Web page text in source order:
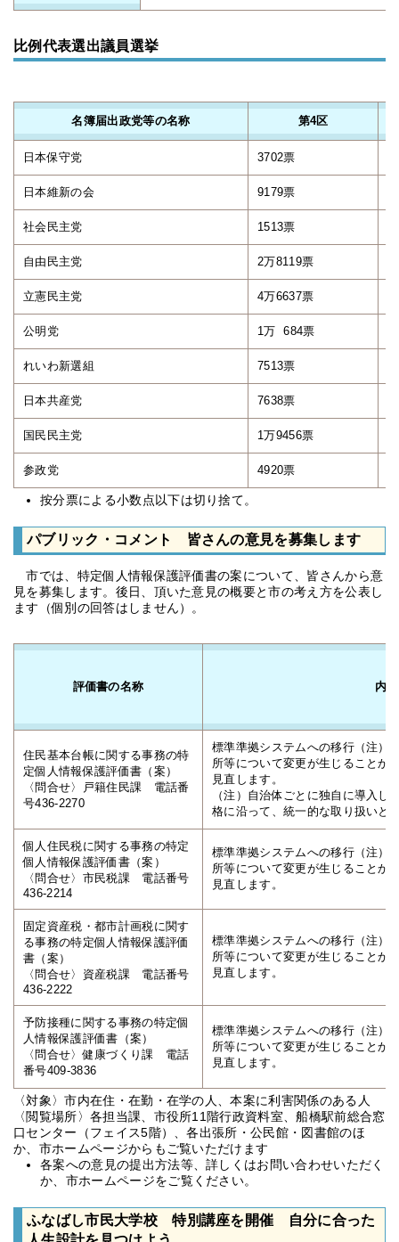
比例代表選出議員選挙
名簿届出政党等の名称 第4区
日本保守党 3702票
日本維新の会 9179票
社会民主党 1513票
自由民主党 2万8119票
立憲民主党 4万6637票
公明党 1万 684票
れいわ新選組 7513票
日本共産党 7638票
国民民主党 1万9456票
参政党 4920票
按分票による小数点以下は切り捨て。
パブリック・コメント 皆さんの意見を募集します
市では、特定個人情報保護評価書の案について、皆さんから意
見を募集します。後日、頂いた意見の概要と市の考え方を公表し
ます（個別の回答はしません）。
評価書の名称 内容
住民基本台帳に関する事務の特
定個人情報保護評価書（案）
〈問合せ〉戸籍住民課 電話番
号436-2270
標準準拠システムへの移行（注）
所等について変更が生じることか
見直します。
（注）自治体ごとに独自に導入し
格に沿って、統一的な取り扱いと
個人住民税に関する事務の特定
個人情報保護評価書（案）
〈問合せ〉市民税課 電話番号
436-2214
標準準拠システムへの移行（注）
所等について変更が生じることか
見直します。
固定資産税・都市計画税に関す
る事務の特定個人情報保護評価
書（案）
〈問合せ〉資産税課 電話番号
436-2222
標準準拠システムへの移行（注）
所等について変更が生じることか
見直します。
予防接種に関する事務の特定個
人情報保護評価書（案）
〈問合せ〉健康づくり課 電話
番号409-3836
標準準拠システムへの移行（注）
所等について変更が生じることか
見直します。
〈対象〉市内在住・在勤・在学の人、本案に利害関係のある人
〈閲覧場所〉各担当課、市役所11階行政資料室、船橋駅前総合窓
口センター（フェイス5階）、各出張所・公民館・図書館のほ
か、市ホームページからもご覧いただけます
各案への意見の提出方法等、詳しくはお問い合わせいただく
か、市ホームページをご覧ください。
ふなばし市民大学校 特別講座を開催 自分に合った